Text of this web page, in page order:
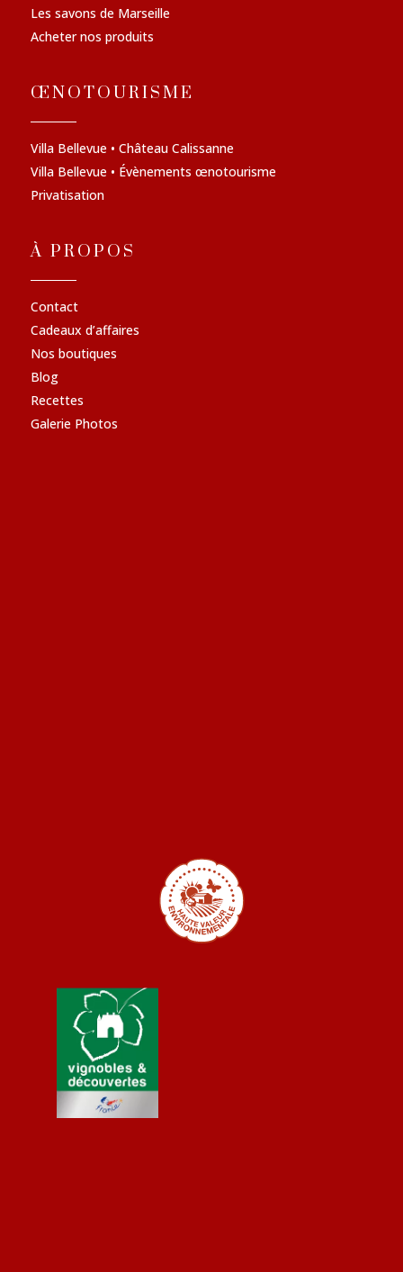
Les savons de Marseille
Acheter nos produits
ŒNOTOURISME
Villa Bellevue • Château Calissanne
Villa Bellevue • Évènements œnotourisme
Privatisation
À PROPOS
Contact
Cadeaux d’affaires
Nos boutiques
Blog
Recettes
Galerie Photos